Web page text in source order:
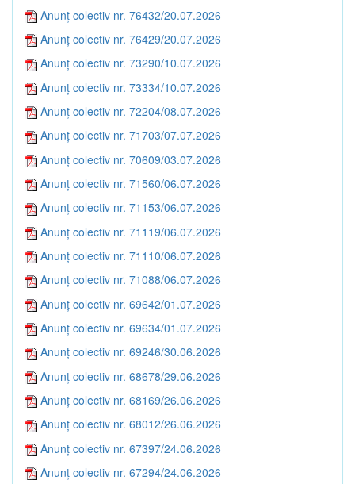
Anunț colectiv nr. 76432/20.07.2026
Anunț colectiv nr. 76429/20.07.2026
Anunț colectiv nr. 73290/10.07.2026
Anunț colectiv nr. 73334/10.07.2026
Anunț colectiv nr. 72204/08.07.2026
Anunț colectiv nr. 71703/07.07.2026
Anunț colectiv nr. 70609/03.07.2026
Anunț colectiv nr. 71560/06.07.2026
Anunț colectiv nr. 71153/06.07.2026
Anunț colectiv nr. 71119/06.07.2026
Anunț colectiv nr. 71110/06.07.2026
Anunț colectiv nr. 71088/06.07.2026
Anunț colectiv nr. 69642/01.07.2026
Anunț colectiv nr. 69634/01.07.2026
Anunț colectiv nr. 69246/30.06.2026
Anunț colectiv nr. 68678/29.06.2026
Anunț colectiv nr. 68169/26.06.2026
Anunț colectiv nr. 68012/26.06.2026
Anunț colectiv nr. 67397/24.06.2026
Anunț colectiv nr. 67294/24.06.2026